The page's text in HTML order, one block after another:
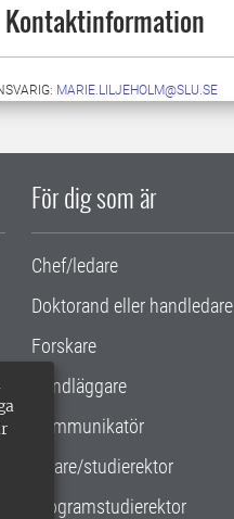
Kontaktinformation
MARIE.LILJEHOLM@SLU.SE
För dig som är
Chef/ledare
Doktorand eller handledare
Forskare
Handläggare
Kommunikatör
Lärare/studierektor
Programstudierektor